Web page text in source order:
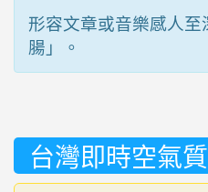
形容文章或音樂感人至
腸」。
台灣即時空氣